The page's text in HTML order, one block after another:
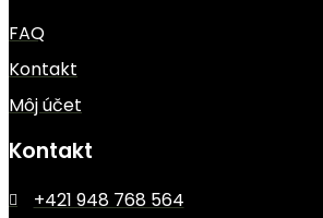
FAQ
Kontakt
Môj účet
Kontakt
+421 948 768 564